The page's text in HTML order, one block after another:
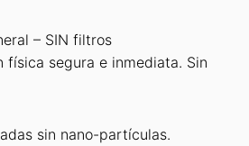
– SIN filtros
física segura e inmediata. Sin
sin nano-partículas.